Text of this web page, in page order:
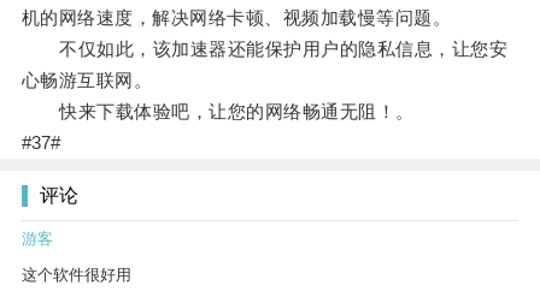
机的网络速度，解决网络卡顿、视频加载慢等问题。
不仅如此，该加速器还能保护用户的隐私信息，让您安
心畅游互联网。
快来下载体验吧，让您的网络畅通无阻！。
#37#
评论
游客
这个软件很好用